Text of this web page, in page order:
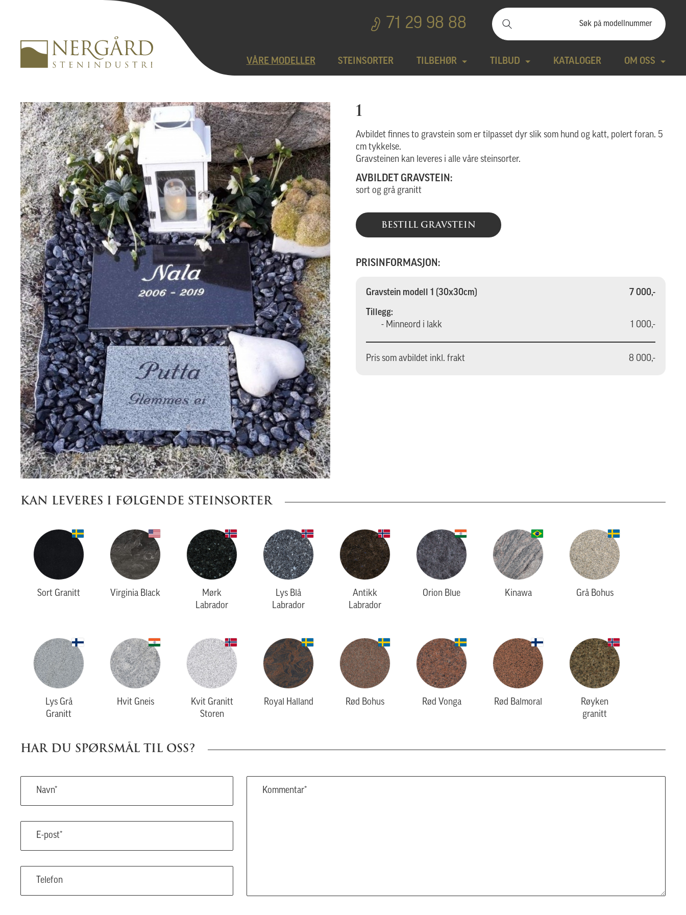
71 29 98 88
VÅRE MODELLER STEINSORTER TILBEHØR TILBUD
Utgåtte modeller
KATALOGER OM OSS
1
Avbildet finnes to gravstein som er tilpasset dyr slik som hund og katt, polert foran. 5
cm tykkelse.
Gravsteinen kan leveres i alle våre steinsorter.
AVBILDET GRAVSTEIN:
sort og grå granitt
BESTILL GRAVSTEIN
PRISINFORMASJON:
Gravstein modell 1 (30x30cm) 7 000,-
Tillegg:
- Minneord i lakk
1 000,-
Pris som avbildet inkl. frakt 8 000,-
KAN LEVERES I FØLGENDE STEINSORTER
Sort Granitt Virginia Black
Mørk
Labrador
Lys Blå
Labrador
Antikk
Labrador
Orion Blue Kinawa Grå Bohus
Lys Grå
Granitt
Hvit Gneis
Kvit Granitt
Storen
Royal Halland Rød Bohus Rød Vonga Rød Balmoral
Røyken
granitt
HAR DU SPØRSMÅL TIL OSS?